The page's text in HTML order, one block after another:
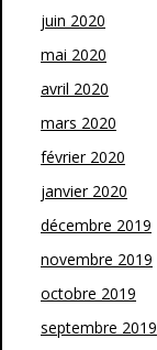
juin 2020
mai 2020
avril 2020
mars 2020
février 2020
janvier 2020
décembre 2019
novembre 2019
octobre 2019
septembre 2019